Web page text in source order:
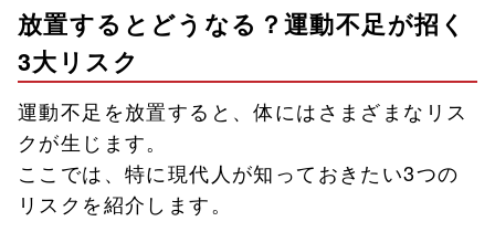
放置するとどうなる？運動不足が招く
3大リスク
運動不足を放置すると、体にはさまざまなリス
クが生じます。
ここでは、特に現代人が知っておきたい3つの
リスクを紹介します。